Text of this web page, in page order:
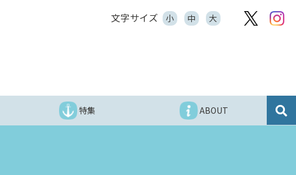
文字サイズ 小 中 大
特集 ABOUT